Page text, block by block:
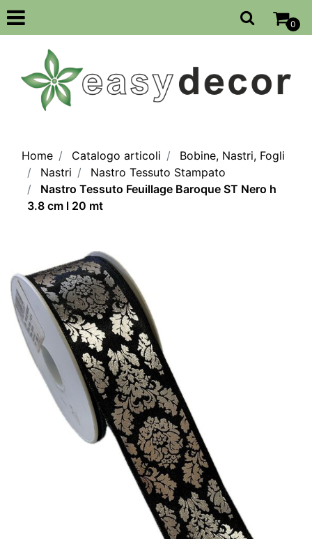
Open
0
Home Catalogo articoli
Bobine, Nastri, Fogli
Nastri
Nastro Tessuto Stampato
Nastro Tessuto Feuillage Baroque ST Nero h
3.8 cm l 20 mt